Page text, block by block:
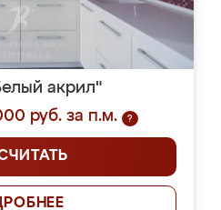
акрил"
руб. за п.м.
?